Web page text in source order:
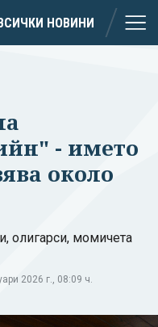
НОВИНИ
- името
около
олигарси, момичета
2026 г., 08:09 ч.